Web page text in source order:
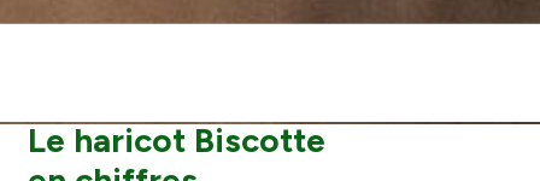
Le haricot Biscotte